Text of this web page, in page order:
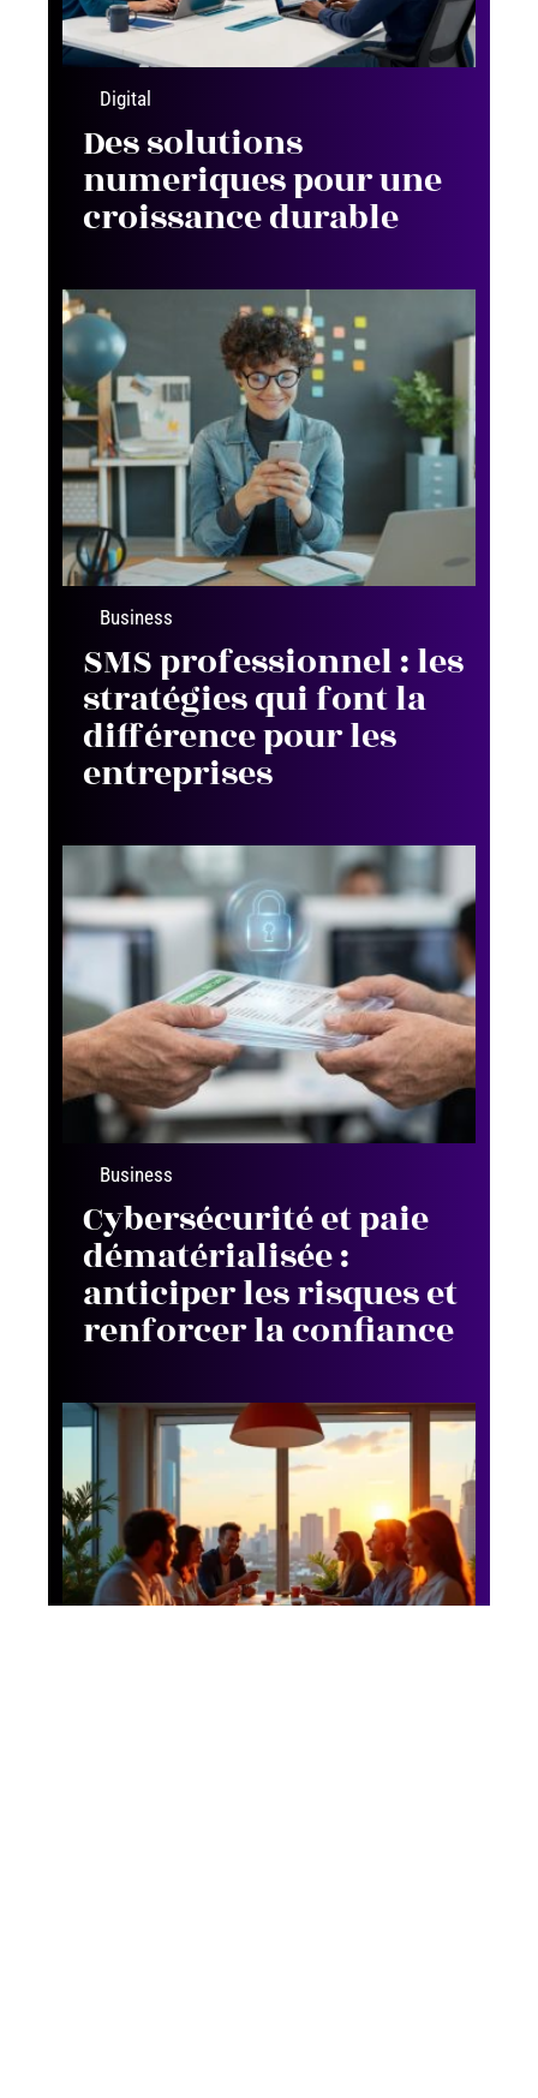
Digital
Des solutions
numeriques pour une
croissance durable
Business
SMS professionnel : les
stratégies qui font la
différence pour les
entreprises
Business
Cybersécurité et paie
dématérialisée :
anticiper les risques et
renforcer la confiance